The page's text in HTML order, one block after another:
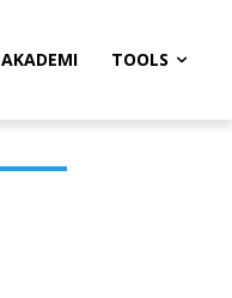
AKADEMI TOOLS